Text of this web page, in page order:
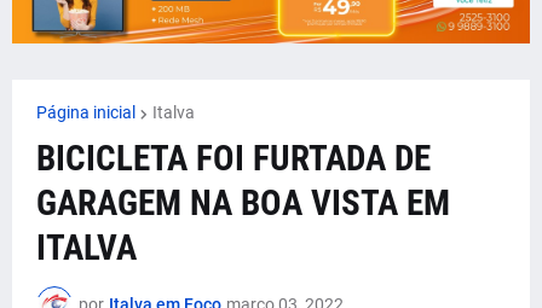
Página inicial Italva
BICICLETA FOI FURTADA DE
GARAGEM NA BOA VISTA EM
ITALVA
por Italva em Foco março 03, 2022